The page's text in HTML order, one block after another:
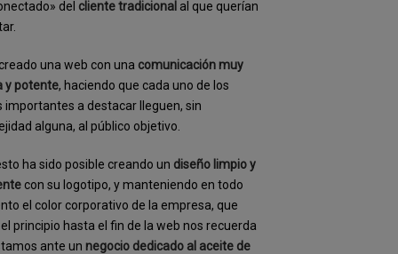
del cliente tradicional al que querían
una web con una comunicación muy
y potente, haciendo que cada uno de los
importantes a destacar lleguen, sin
alguna, al público objetivo.
ha sido posible creando un diseño limpio y
con su logotipo, y manteniendo en todo
el color corporativo de la empresa, que
principio hasta el fin de la web nos recuerda
ante un negocio dedicado al aceite de